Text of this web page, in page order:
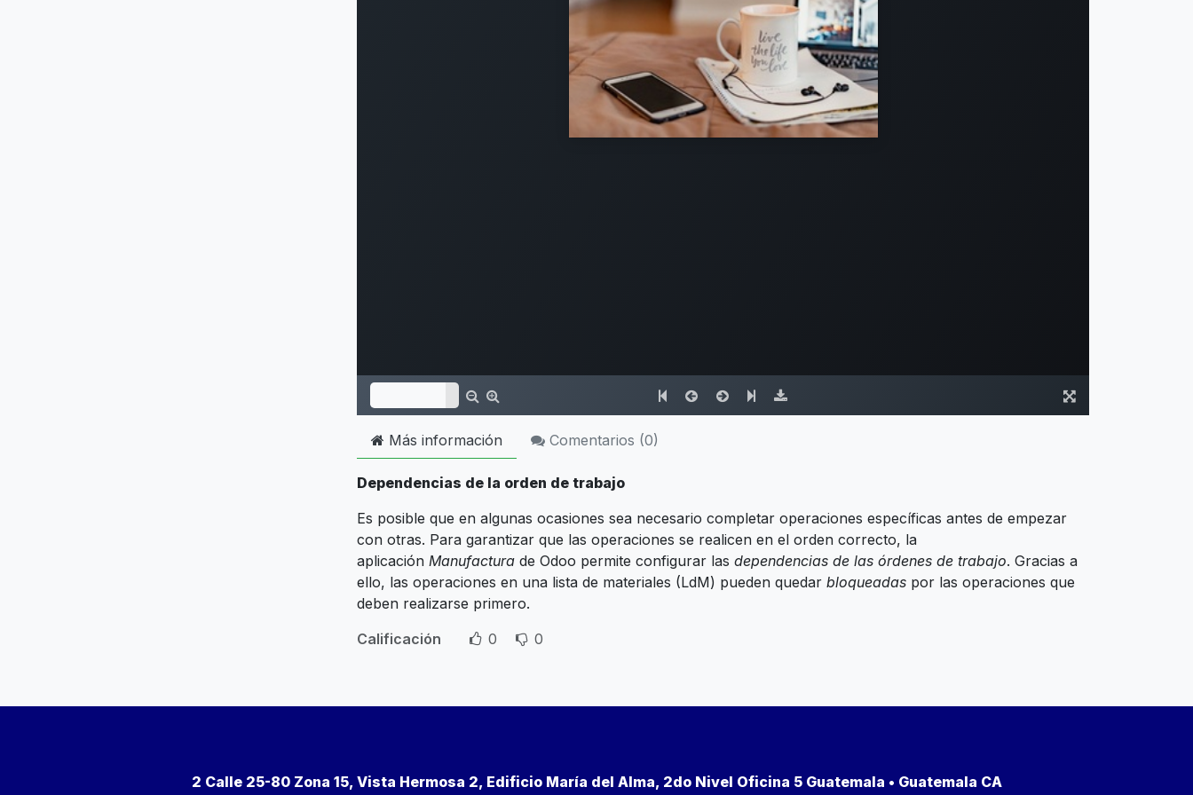
Más información Comentarios (0)
Dependencias de la orden de trabajo
Es posible que en algunas ocasiones sea necesario completar operaciones específicas antes de empezar
con otras. Para garantizar que las operaciones se realicen en el orden correcto, la
aplicación Manufactura de Odoo permite configurar las dependencias de las órdenes de trabajo. Gracias a
ello, las operaciones en una lista de materiales (LdM) pueden quedar bloqueadas por las operaciones que
deben realizarse primero.
Calificación
0 0
2 Calle 25-80 Zona 15, Vista Hermosa 2, Edificio María del Alma, 2do Nivel Oficina 5 Guatemala • Guatemala CA